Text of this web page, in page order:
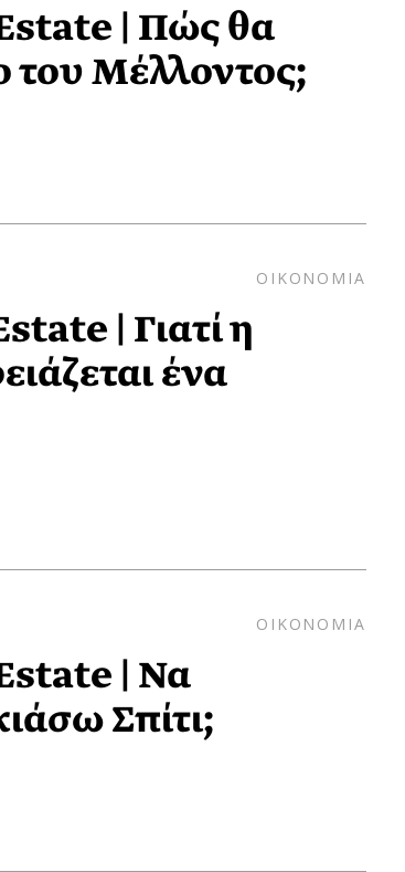
| Πώς θα
του Μέλλοντος;
ΟΙΚΟΝΟΜΙΑ
| Γιατί η
ένα
ΟΙΚΟΝΟΜΙΑ
| Να
Σπίτι;